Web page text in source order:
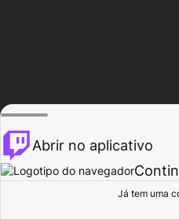
Procurar
Abrir no aplicativo
Já tem uma